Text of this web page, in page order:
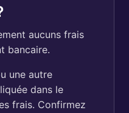
aucuns frais
bancaire.
une autre
dans le
frais. Confirmez